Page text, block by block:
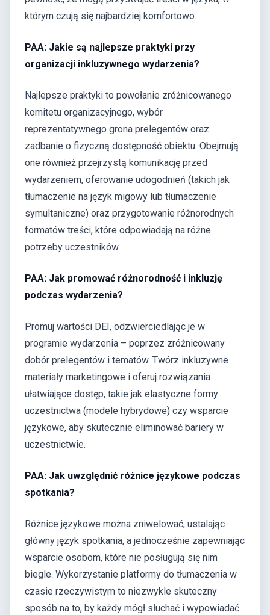
którym czują się najbardziej komfortowo.
PAA: Jakie są najlepsze praktyki przy
organizacji inkluzywnego wydarzenia?
Najlepsze praktyki to powołanie zróżnicowanego
komitetu organizacyjnego, wybór
reprezentatywnego grona prelegentów oraz
zadbanie o fizyczną dostępność obiektu. Obejmują
one również przejrzystą komunikację przed
wydarzeniem, oferowanie udogodnień (takich jak
tłumaczenie na język migowy lub tłumaczenie
symultaniczne) oraz przygotowanie różnorodnych
formatów treści, które odpowiadają na różne
potrzeby uczestników.
PAA: Jak promować różnorodność i inkluzję
podczas wydarzenia?
Promuj wartości DEI, odzwierciedlając je w
programie wydarzenia – poprzez zróżnicowany
dobór prelegentów i tematów. Twórz inkluzywne
materiały marketingowe i oferuj rozwiązania
ułatwiające dostęp, takie jak elastyczne formy
uczestnictwa (modele hybrydowe) czy wsparcie
językowe, aby skutecznie eliminować bariery w
uczestnictwie.
PAA: Jak uwzględnić różnice językowe podczas
spotkania?
Różnice językowe można zniwelować, ustalając
główny język spotkania, a jednocześnie zapewniając
wsparcie osobom, które nie posługują się nim
biegle. Wykorzystanie platformy do tłumaczenia w
czasie rzeczywistym to niezwykle skuteczny
sposób na to, by każdy mógł słuchać i wypowiadać